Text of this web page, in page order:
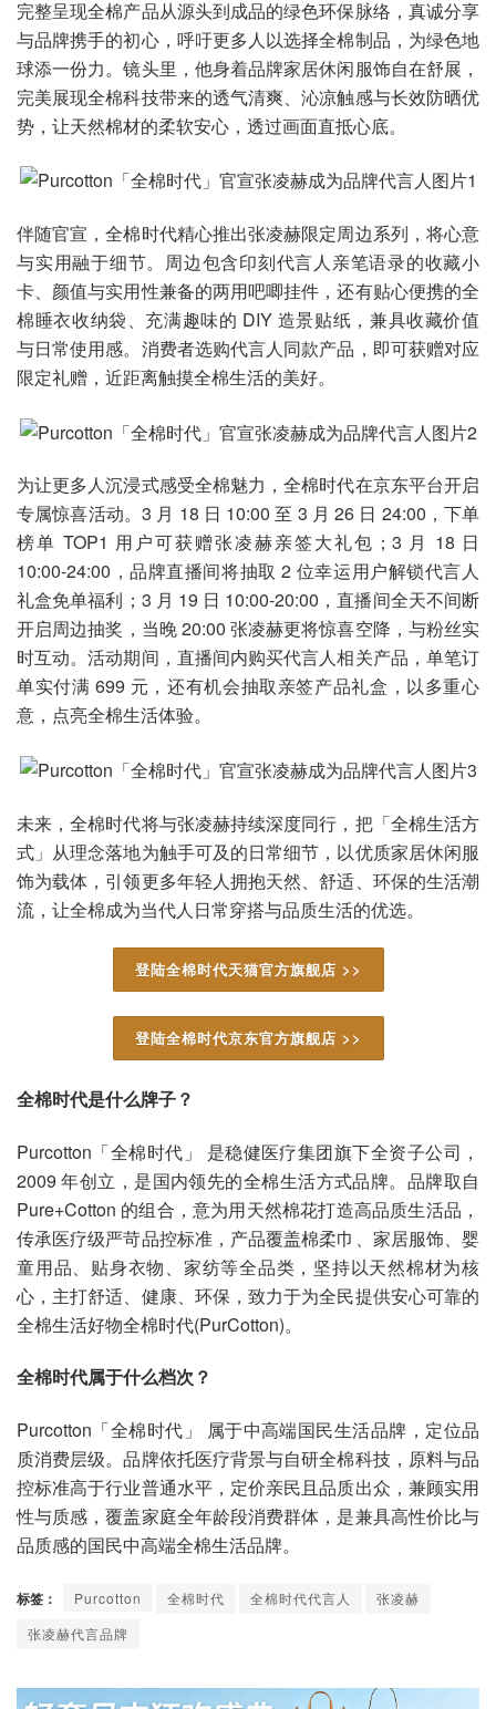
完整呈现全棉产品从源头到成品的绿色环保脉络，真诚分享
与品牌携手的初心，呼吁更多人以选择全棉制品，为绿色地
球添一份力。镜头里，他身着品牌家居休闲服饰自在舒展，
完美展现全棉科技带来的透气清爽、沁凉触感与长效防晒优
势，让天然棉材的柔软安心，透过画面直抵心底。
伴随官宣，全棉时代精心推出张凌赫限定周边系列，将心意
与实用融于细节。周边包含印刻代言人亲笔语录的收藏小
卡、颜值与实用性兼备的两用吧唧挂件，还有贴心便携的全
棉睡衣收纳袋、充满趣味的 DIY 造景贴纸，兼具收藏价值
与日常使用感。消费者选购代言人同款产品，即可获赠对应
限定礼赠，近距离触摸全棉生活的美好。
为让更多人沉浸式感受全棉魅力，全棉时代在京东平台开启
专属惊喜活动。3 月 18 日 10:00 至 3 月 26 日 24:00，下单
榜单 TOP1 用户可获赠张凌赫亲签大礼包；3 月 18 日
10:00-24:00，品牌直播间将抽取 2 位幸运用户解锁代言人
礼盒免单福利；3 月 19 日 10:00-20:00，直播间全天不间断
开启周边抽奖，当晚 20:00 张凌赫更将惊喜空降，与粉丝实
时互动。活动期间，直播间内购买代言人相关产品，单笔订
单实付满 699 元，还有机会抽取亲签产品礼盒，以多重心
意，点亮全棉生活体验。
未来，全棉时代将与张凌赫持续深度同行，把「全棉生活方
式」从理念落地为触手可及的日常细节，以优质家居休闲服
饰为载体，引领更多年轻人拥抱天然、舒适、环保的生活潮
流，让全棉成为当代人日常穿搭与品质生活的优选。
登陆全棉时代天猫官方旗舰店 >>
登陆全棉时代京东官方旗舰店 >>
全棉时代是什么牌子？
Purcotton「全棉时代」 是稳健医疗集团旗下全资子公司，
2009 年创立，是国内领先的全棉生活方式品牌。品牌取自
Pure+Cotton 的组合，意为用天然棉花打造高品质生活品，
传承医疗级严苛品控标准，产品覆盖棉柔巾、家居服饰、婴
童用品、贴身衣物、家纺等全品类，坚持以天然棉材为核
心，主打舒适、健康、环保，致力于为全民提供安心可靠的
全棉生活好物全棉时代(PurCotton)。
全棉时代属于什么档次？
Purcotton「全棉时代」 属于中高端国民生活品牌，定位品
质消费层级。品牌依托医疗背景与自研全棉科技，原料与品
控标准高于行业普通水平，定价亲民且品质出众，兼顾实用
性与质感，覆盖家庭全年龄段消费群体，是兼具高性价比与
品质感的国民中高端全棉生活品牌。
标签： Purcotton 全棉时代 全棉时代代言人
张凌赫
张凌赫代言品牌